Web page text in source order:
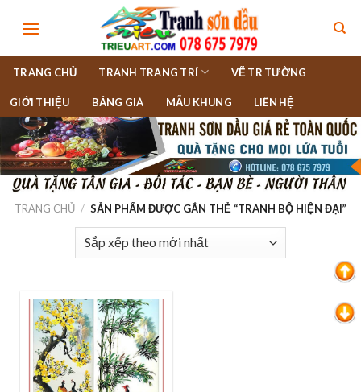
TRANG CHỦ TRANH TRANG TRÍ VẼ TR TƯỜNG
GIỚI THIỆU BẢNG GIÁ MẪU KHUNG LIÊN HỆ
TRANG CHỦ / SẢN PHẨM ĐƯỢC GẮN THẺ “TRANH BỘ HIỆN ĐẠI”